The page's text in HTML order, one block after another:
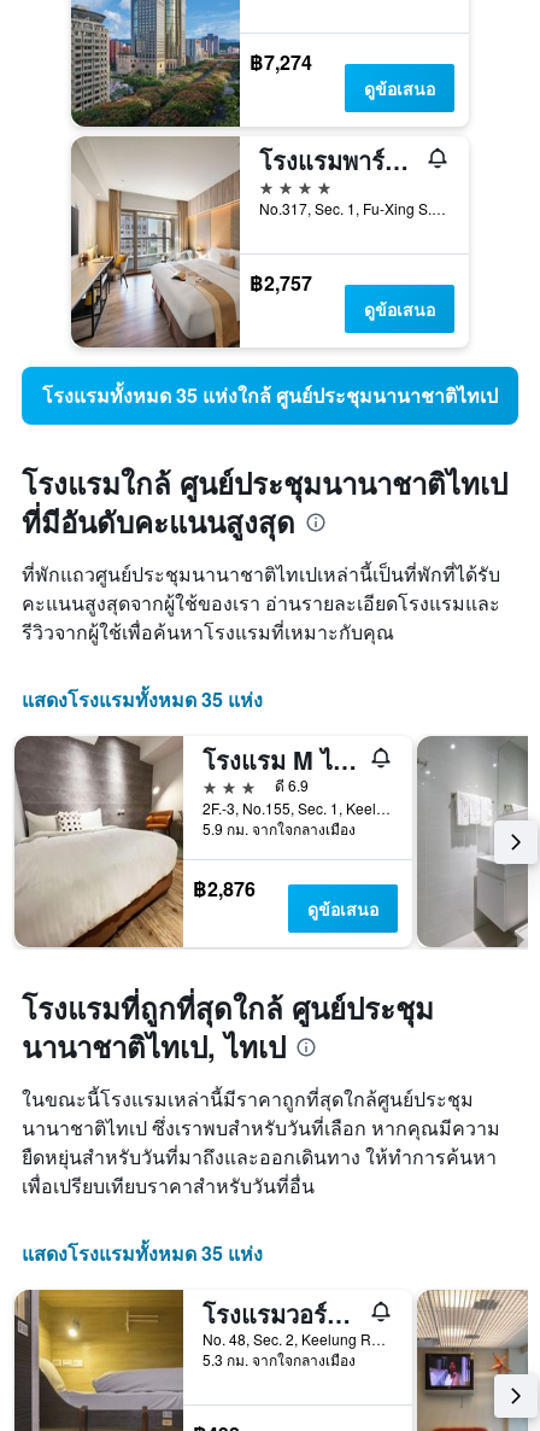
฿7,274
ดูข้อเสนอ
โรงแรมพาร์ค ไทเป
4 ดาว
No.317, Sec. 1, Fu-Xing S. Rd., ไทเป, ไต้หวัน
฿2,757
ดูข้อเสนอ
โรงแรมทั้งหมด 35 แห่งใกล้ ศูนย์ประชุมนานาชาติไทเป
โรงแรมใกล้ ศูนย์ประชุมนานาชาติไทเป
ที่มีอันดับคะแนนสูงสุด
ที่พักแถวศูนย์ประชุมนานาชาติไทเปเหล่านี้เป็นที่พักที่ได้รับ
คะแนนสูงสุดจากผู้ใช้ของเรา อ่านรายละเอียดโรงแรมและ
รีวิวจากผู้ใช้เพื่อค้นหาโรงแรมที่เหมาะกับคุณ
แสดงโรงแรมทั้งหมด 35 แห่ง
โรงแรม M ไทเป
3 ดาว
ดี 6.9
2F.-3, No.155, Sec. 1, Keelung Rd, ไทเป, ไต้หวัน
5.9 กม. จากใจกลางเมือง
฿2,876
ดูข้อเสนอ
โรงแรมที่ถูกที่สุดใกล้ ศูนย์ประชุม
นานาชาติไทเป, ไทเป
ในขณะนี้โรงแรมเหล่านี้มีราคาถูกที่สุดใกล้ศูนย์ประชุม
นานาชาติไทเป ซึ่งเราพบสำหรับวันที่เลือก หากคุณมีความ
ยืดหยุ่นสำหรับวันที่มาถึงและออกเดินทาง ให้ทำการค้นหา
เพื่อเปรียบเทียบราคาสำหรับวันที่อื่น
แสดงโรงแรมทั้งหมด 35 แห่ง
โรงแรมวอร์คอินท์ที่ไทเป101
No. 48, Sec. 2, Keelung Road, ไทเป, ไต้หวัน
5.3 กม. จากใจกลางเมือง